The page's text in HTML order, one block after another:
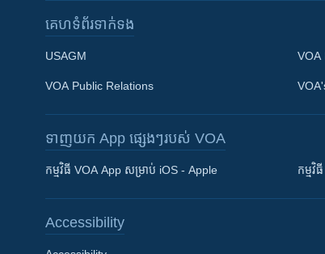
Khmer English
គេហទំព័រ​​ទាក់ទង
USAGM
VOA Public Relations
VOA
ទាញយក​ App ផ្សេងៗ​របស់​ VOA
កម្មវិធី​ VOA App សម្រាប់ iOS - Apple កម្ម
Accessibility